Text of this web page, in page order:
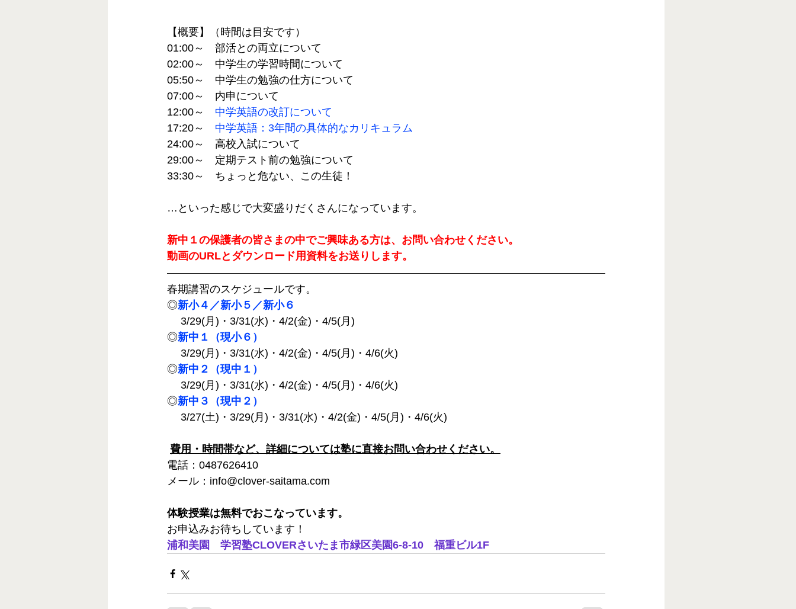
【概要】（時間は目安です）
01:00～　部活との両立について
02:00～　中学生の学習時間について
05:50～　中学生の勉強の仕方について
07:00～　内申について
12:00～ 中学英語の改訂について
17:20～ 中学英語：3年間の具体的なカリキュラム
24:00～　高校入試について
29:00～　定期テスト前の勉強について
33:30～　ちょっと危ない、この生徒！
…といった感じで大変盛りだくさんになっています。
新中１の保護者の皆さまの中でご興味ある方は、お問い合わせください。
動画のURLとダウンロード用資料をお送りします。
春期講習のスケジュールです。
◎新小４／新小５／新小６
3/29(月)・3/31(水)・4/2(金)・4/5(月)
◎新中１（現小６）
3/29(月)・3/31(水)・4/2(金)・4/5(月)・4/6(火)
◎新中２（現中１）
3/29(月)・3/31(水)・4/2(金)・4/5(月)・4/6(火)
◎新中３（現中２）
3/27(土)・3/29(月)・3/31(水)・4/2(金)・4/5(月)・4/6(火)
費用・時間帯など、詳細については塾に直接お問い合わせください。
電話：0487626410
メール：info@clover-saitama.com
体験授業は無料でおこなっています。
お申込みお待ちしています！
浦和美園　学習塾CLOVERさいたま市緑区美園6-8-10　福重ビル1F